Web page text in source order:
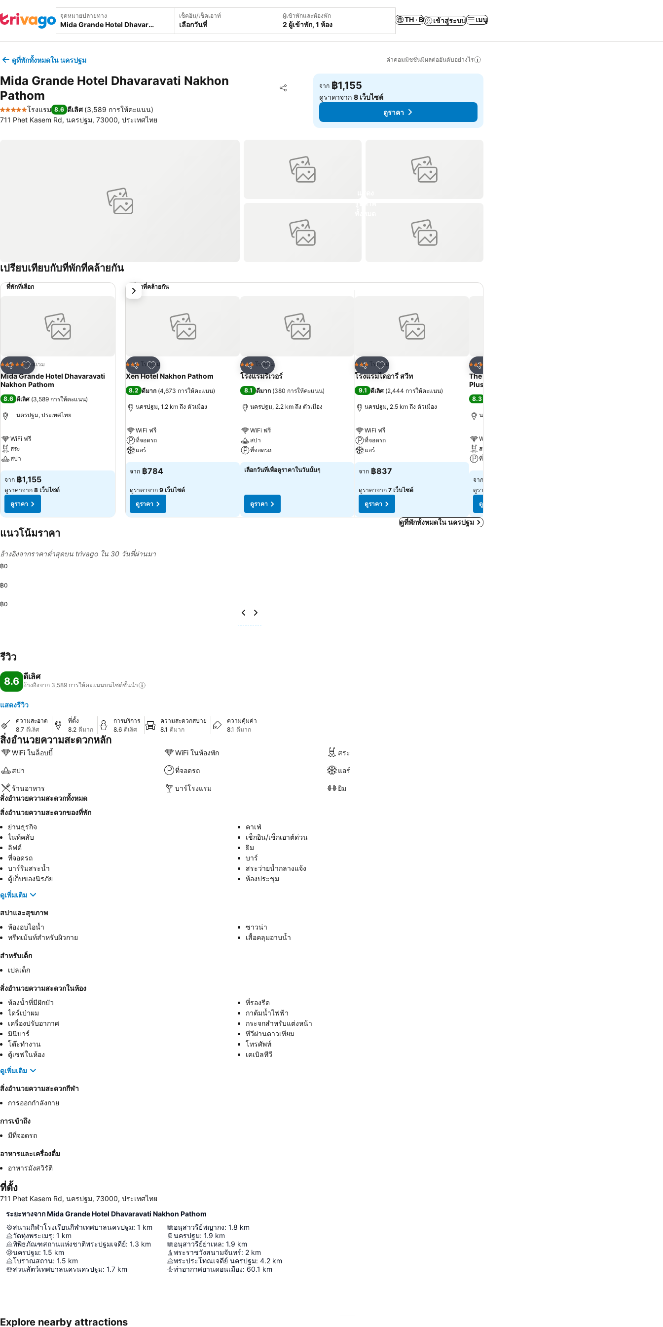
จุดหมายปลายทาง เช็คอิน/เช็คเอาท์
เลือกวันที่
ผู้เข้าพักและห้องพัก
2 ผู้เข้าพัก, 1 ห้อง
TH · ฿ เข้าสู่ระบบ เมนู
ดูที่พักทั้งหมดใน นครปฐม ค่าคอมมิชชั่นมีผลต่ออันดับอย่างไร
Mida Grande Hotel Dhavaravati Nakhon
Pathom
แชร์
เพิ่มในรายการโปรด
5 ดาว
โรงแรม 8.6 ดีเลิศ (3,589 การให้คะแนน)
711 Phet Kasem Rd, นครปฐม, 73000, ประเทศไทย
จาก ฿1,155
ดูราคาจาก8 เว็บไซต์
ดูราคา
เปรียบเทียบกับที่พักที่คล้ายกัน
ที่พักที่เลือก
แชร์
เพิ่มในรายการโปรด
5 ดาว โรงแรม
Mida Grande Hotel Dhavaravati
Nakhon Pathom
8.6 ดีเลิศ (3,589 การให้คะแนน)
นครปฐม, ประเทศไทย
WiFi ฟรี
สระ
สปา
จาก ฿1,155
ดูราคาจาก 8 เว็บไซต์
ดูราคา
ที่พักที่คล้ายกัน
แชร์
เพิ่มในรายการโปรด
3 ดาว โรงแรม
Xen Hotel Nakhon Pathom
8.2 ดีมาก (4,673 การให้คะแนน)
นครปฐม, 1.2 km ถึง ตัวเมือง
WiFi ฟรี
ที่จอดรถ
แอร์
จาก ฿784
ดูราคาจาก 9 เว็บไซต์
ดูราคา
แชร์
เพิ่มในรายการโปรด
3 ดาว โรงแรม
โรงแรมริเวอร์
8.1 ดีมาก (380 การให้คะแนน)
นครปฐม, 2.2 km ถึง ตัวเมือง
WiFi ฟรี
สปา
ที่จอดรถ
เลือกวันที่เพื่อดูราคาในวันนั้นๆ
ดูราคา
แชร์
เพิ่มในรายการโปรด
3 ดาว โรงแรม
โรงแรมไดอารี่ สวีท
9.1 ดีเลิศ (2,444 การให้คะแนน)
นครปฐม, 2.5 km ถึง ตัวเมือง
WiFi ฟรี
ที่จอดรถ
แอร์
จาก ฿837
ดูราคาจาก 7 เว็บไซต์
ดูราคา
แชร์
3 ดาว
The Proud Exclusive Hotel-SHA
Plus
8.3
นครปฐม, 1.7 km ถึง ตัวเมือง
WiFi ฟรี
สระ
ที่จอดรถ
จาก
ดูราคาจาก
ดูราคา
ถัดไป
ดูที่พักทั้งหมดใน นครปฐม
แนวโน้มราคา
อ้างอิงจากราคาต่ำสุดบน trivago ใน 30 วันที่ผ่านมา
฿0
฿0
฿0
รีวิว
8.6 ดีเลิศ
อ้างอิงจาก 3,589 การให้คะแนนบนไซต์ชั้นนำ
แสดงรีวิว
ความสะอาด
8.7 ดีเลิศ
ที่ตั้ง
8.2 ดีมาก
การบริการ
8.6 ดีเลิศ
ความสะดวกสบาย
8.1 ดีมาก
ความคุ้มค่า
8.1 ดีมาก
สิ่งอำนวยความสะดวกหลัก
WiFi ในล็อบบี้ WiFi ในห้องพัก สระ
สปา ที่จอดรถ แอร์
ร้านอาหาร บาร์โรงแรม
ยิม
สิ่งอำนวยความสะดวกทั้งหมด
สิ่งอำนวยความสะดวกของที่พัก
ย่านธุรกิจ
คาเฟ่
ไนท์คลับ
เช็กอิน/เช็กเอาต์ด่วน
ลิฟต์
ยิม
ที่จอดรถ
บาร์
บาร์ริมสระน้ำ
สระว่ายน้ำกลางแจ้ง
ตู้เก็บของนิรภัย
ห้องประชุม
ดูเพิ่มเติม
สปาและสุขภาพ
ห้องอบไอน้ำ
ซาวน่า
ทรีทเม้นท์สำหรับผิวกาย
เสื้อคลุมอาบน้ำ
สำหรับเด็ก
เปลเด็ก
สิ่งอำนวยความสะดวกในห้อง
ห้องน้ำที่มีฝักบัว
ที่รองรีด
ไดร์เป่าผม
กาต้มน้ำไฟฟ้า
เครื่องปรับอากาศ
กระจกสำหรับแต่งหน้า
มินิบาร์
ทีวีผ่านดาวเทียม
โต๊ะทำงาน
โทรศัพท์
ตู้เซฟในห้อง
เคเบิลทีวี
ดูเพิ่มเติม
สิ่งอำนวยความสะดวกกีฬา
การออกกำลังกาย
การเข้าถึง
มีที่จอดรถ
อาหารและเครื่องดื่ม
อาหารมังสวิรัติ
ที่ตั้ง
711 Phet Kasem Rd, นครปฐม, 73000, ประเทศไทย
ระยะทางจาก Mida Grande Hotel Dhavaravati Nakhon Pathom
สนามกีฬาโรงเรียนกีฬาเทศบาลนครปฐม: 1 km
วัดทุ่งพระเมรุ: 1 km
พิพิธภัณฑสถานแห่งชาติพระปฐมเจดีย์: 1.3 km
นครปฐม: 1.5 km
โบราณสถาน: 1.5 km
สวนสัตว์เทศบาลนครนครปฐม: 1.7 km
อนุสาวรีย์พญากง: 1.8 km
นครปฐม: 1.9 km
อนุสาวรีย์ย่าเหล: 1.9 km
พระราชวังสนามจันทร์: 2 km
พระประโทณเจดีย์ นครปฐม: 4.2 km
ท่าอากาศยานดอนเมือง: 60.1 km
Explore nearby attractions